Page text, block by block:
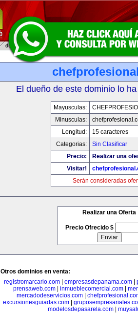
El dueño de este dominio lo
Mayusculas:
Minusculas:
Longitud:
15 caracteres
Categorias:
Sin Clasificar
Precio:
Realizar una
Visitar!
Serán consideradas
Realizar una Oferta
Precio Ofrecido $
Otros dominios en venta:
registromarcario.com| empresasdepanama.com|
prensaweb.com| inmueblecomercial.com|
mercadodeservicios.com
excursionesguiadas.com|
modelosdepasarela.com|